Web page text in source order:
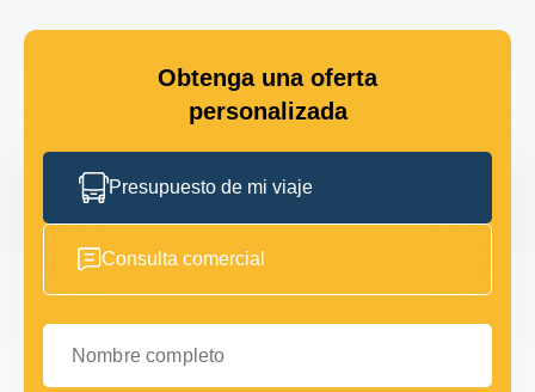
Obtenga una oferta
personalizada
Presupuesto de mi viaje
Consulta comercial
Nombre completo